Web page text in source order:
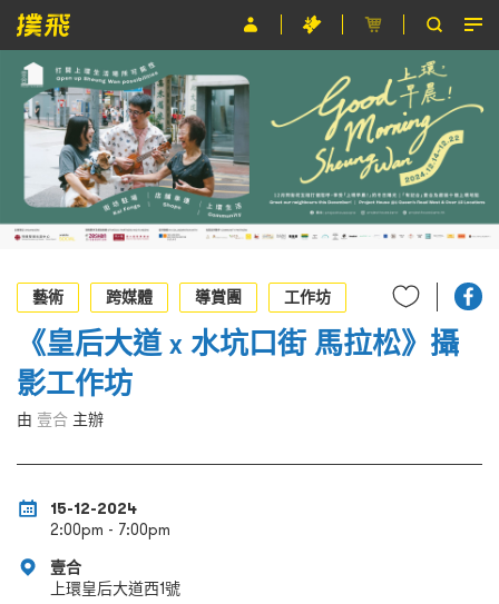
節目
主辦單位
關於撲飛
條款及細則
EN
藝術
跨媒體 導賞團 工作坊
《皇后大道 x 水坑口街 馬拉松》攝
影工作坊
由 壹合 主辦
15-12-2024
2:00pm - 7:00pm
壹合
上環皇后大道西1號